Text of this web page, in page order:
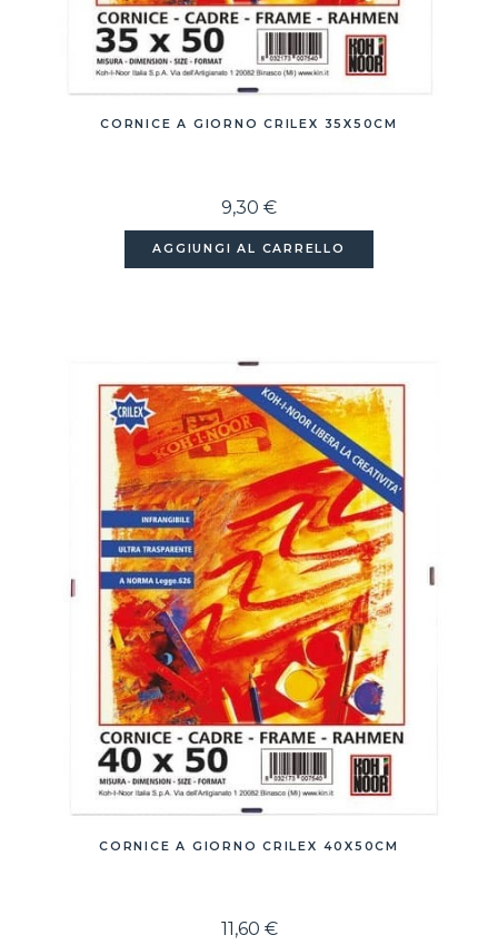
CORNICE A GIORNO CRILEX 35X50CM
9,30 €
AGGIUNGI AL CARRELLO
CORNICE A GIORNO CRILEX 40X50CM
11,60 €